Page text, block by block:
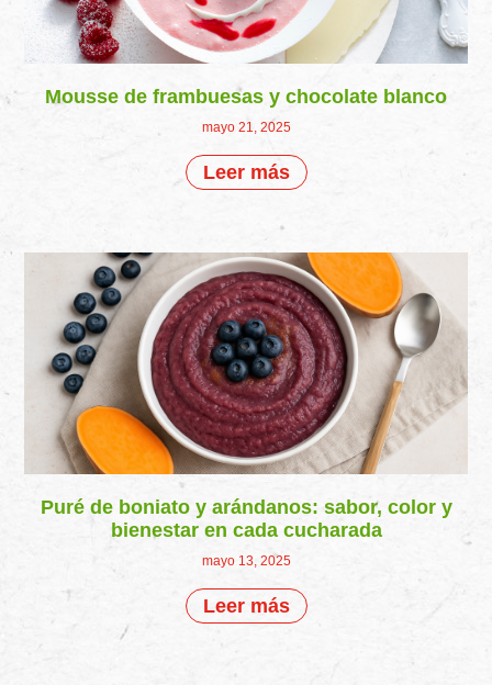
Mousse de frambuesas y chocolate blanco
mayo 21, 2025
Leer más
Puré de boniato y arándanos: sabor, color y
bienestar en cada cucharada
mayo 13, 2025
Leer más